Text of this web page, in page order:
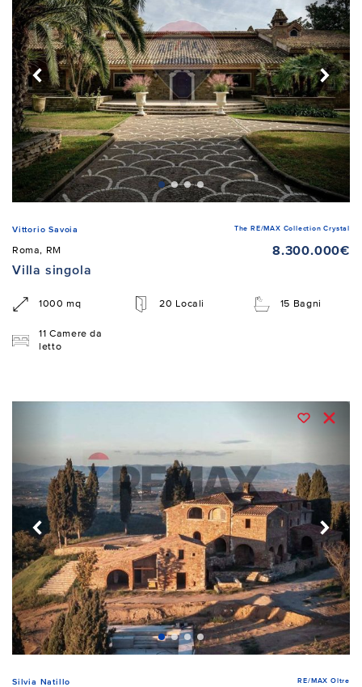
Vittorio Savoia The RE/MAX Collection Crystal
Roma, RM
8.300.000€
Villa singola
1000 mq 20 Locali 15 Bagni
11 Camere da
letto
Silvia Natillo RE/MAX Oltre